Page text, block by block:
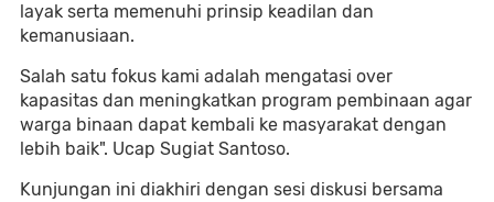
layak serta memenuhi prinsip keadilan dan
kemanusiaan.
Salah satu fokus kami adalah mengatasi over
kapasitas dan meningkatkan program pembinaan agar
warga binaan dapat kembali ke masyarakat dengan
lebih baik". Ucap Sugiat Santoso.
Kunjungan ini diakhiri dengan sesi diskusi bersama